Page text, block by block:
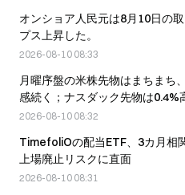
オンショア人民元は8月10日の
プス上昇した。
2026-08-10 08:33
月曜序盤の米株先物はまちまち
感続く；ナスダック先物は0.4%
2026-08-10 08:32
TimefoliOの配当ETF、3カ月相
上場廃止リスクに直面
2026-08-10 08:31